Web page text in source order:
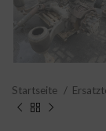
Startseite